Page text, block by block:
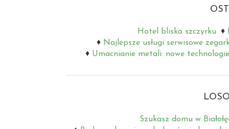
Hotel blisko szczyrku
Najlepsze usługi serwisowe
Umacnianie metali: nowe
Szukasz domu w